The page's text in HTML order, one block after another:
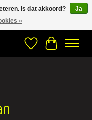
Verlanglijst
Is dat akkoord?
Ja
»